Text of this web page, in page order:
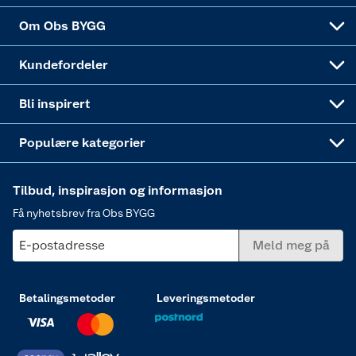
Om Obs BYGG
Kundefordeler
Bli inspirert
Populære kategorier
Tilbud, inspirasjon og informasjon
Få nyhetsbrev fra Obs BYGG
E-postadresse Meld meg på
Betalingsmetoder Leveringsmetoder